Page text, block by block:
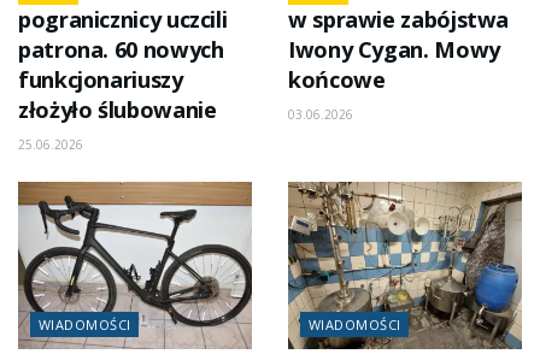
pogranicznicy uczcili
patrona. 60 nowych
funkcjonariuszy
złożyło ślubowanie
25.06.2026
w sprawie zabójstwa
Iwony Cygan. Mowy
końcowe
03.06.2026
WIADOMOŚCI WIADOMOŚCI